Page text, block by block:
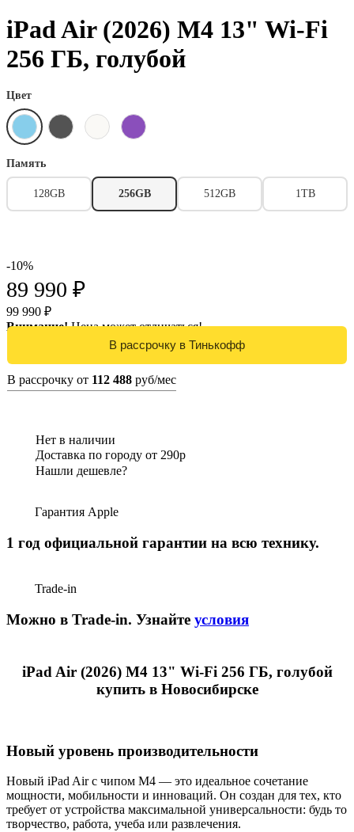
iPad Air (2026) M4 13" Wi-Fi
256 ГБ, голубой
Цвет
Память
128GB 256GB 512GB 1TB
-10%
89 990 ₽
99 990 ₽
Внимание!Цена может отличаться!
В рассрочку от 112 488 руб/мес
Нет в наличии
Доставка по городу от 290р
Нашли дешевле?
Гарантия Apple
1 год официальной гарантии на всю технику.
Trade-in
Можно в Trade-in. Узнайте условия
iPad Air (2026) M4 13" Wi-Fi 256 ГБ, голубой
купить в Новосибирске
Новый уровень производительности
Новый iPad Air с чипом M4 — это идеальное сочетание
мощности, мобильности и инноваций. Он создан для тех, кто
требует от устройства максимальной универсальности: будь то
творчество, работа, учеба или развлечения.